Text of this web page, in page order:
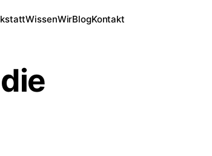
WissenWirBlogKontakt